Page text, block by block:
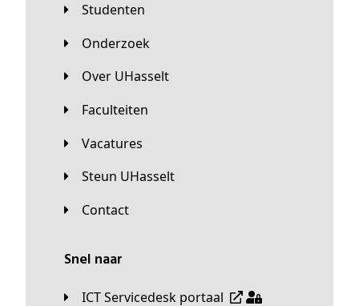
Studenten
Onderzoek
Over UHasselt
Faculteiten
Vacatures
Steun UHasselt
Contact
Snel naar
ICT Servicedesk portaal